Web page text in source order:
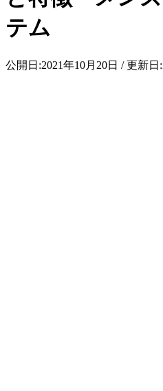
テム
公開日:2021年10月20日 / 更新日